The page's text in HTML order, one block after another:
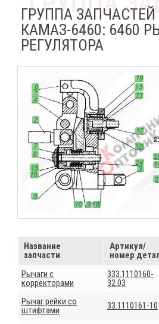
ГРУППА
КАМАЗ-6460: 6460
РЕГУЛЯТОРА
Название
запчасти
Артикул/
номер
Рычаги с
корректорами
333.1110160-
32.03
Рычаг рейки со
штифтами
33.1110161-10